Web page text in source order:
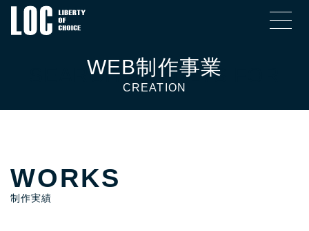
SEARCH RESULTS FOR
WORKS
制作実績